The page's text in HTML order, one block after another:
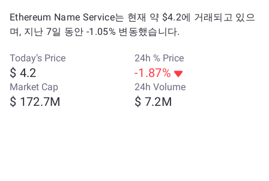
Ethereum Name Service는 현재 약 $4.2에 거래되고 있으
며, 지난 7일 동안 -1.05% 변동했습니다.
Today’s Price
$ 4.2
24h % Price
-1.87%
Market Cap
$ 172.7M
24h Volume
$ 7.2M